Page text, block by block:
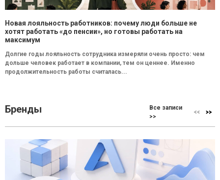
Новая лояльность работников: почему люди больше не
хотят работать «до пенсии», но готовы работать на
максимум
Долгие годы лояльность сотрудника измеряли очень просто: чем
дольше человек работает в компании, тем он ценнее. Именно
продолжительность работы считалась...
Бренды
Все записи
>>